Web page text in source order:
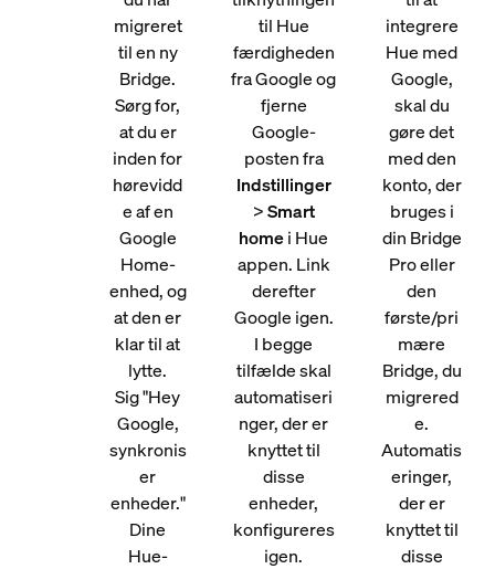
migreret
til en ny
Bridge.
Sørg for,
at du er
inden for
hørevidd
e af en
Google
Home-
enhed, og
at den er
klar til at
lytte.
Sig "Hey
Google,
synkronis
er
enheder."
Dine
Hue-
til Hue
færdigheden
fra Google og
fjerne
Google-
posten fra
Indstillinger
>Smart
homei Hue
appen. Link
derefter
Google igen.
I begge
tilfælde skal
automatiseri
nger, der er
knyttet til
disse
enheder,
konfigureres
igen.
integrere
Hue med
Google,
skal du
gøre det
med den
konto, der
bruges i
din Bridge
Pro eller
den
første/pri
mære
Bridge, du
migrered
e.
Automatis
eringer,
der er
knyttet til
disse